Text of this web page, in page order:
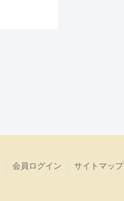
会員ログイン サイトマップ